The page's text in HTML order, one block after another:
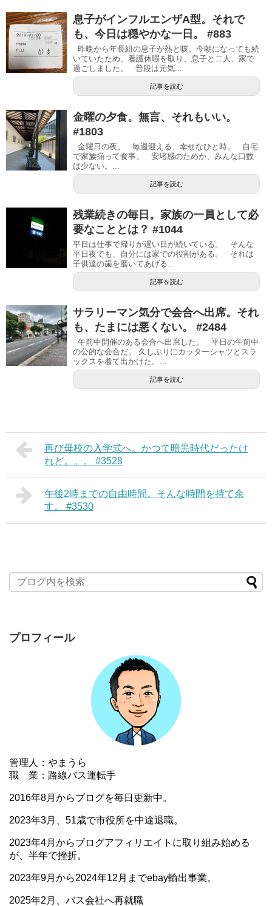
息子がインフルエンザA型。それで
も、今日は穏やかな一日。 #883
昨晩から年長組の息子が熱と咳。今朝になっても続
いていたため、看護休暇を取り、息子と二人、家で
過ごしました。 普段は元気...
記事を読む
金曜の夕食。無言、それもいい。
#1803
金曜日の夜。 毎週迎える、幸せなひと時。 自宅
で家族揃って食事。 安堵感のためか、みんな口数
は少ない。...
記事を読む
残業続きの毎日。家族の一員として必
要なこととは？ #1044
平日は仕事で帰りが遅い日が続いている。 そんな
平日夜でも、自分には家での役割がある。 それは
子供達の歯を磨いてあげる...
記事を読む
サラリーマン気分で会合へ出席。それ
も、たまには悪くない。 #2484
午前中開催のある会合へ出席した。 平日の午前中
の公的な会合だ。 久しぶりにカッターシャツとスラ
ックスを着て出かけた。...
記事を読む
再び母校の入学式へ。かつて暗黒時代だったけ
れど。。。 #3528
午後2時までの自由時間。そんな時間を持て余
す。 #3530
プロフィール
管理人：やまうら
職 業：路線バス運転手
2016年8月からブログを毎日更新中。
2023年3月、51歳で市役所を中途退職。
2023年4月からブログアフィリエイトに取り組み始める
が、半年で挫折。
2023年9月から2024年12月までebay輸出事業。
2025年2月、バス会社へ再就職